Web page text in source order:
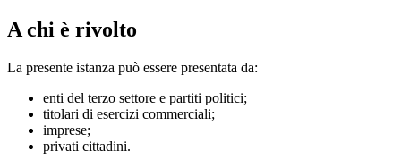
A chi è rivolto
La presente istanza può essere presentata da:
enti del terzo settore e partiti politici;
titolari di esercizi commerciali;
imprese;
privati cittadini.